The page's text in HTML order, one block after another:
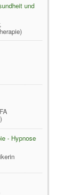
und
- Hypnose